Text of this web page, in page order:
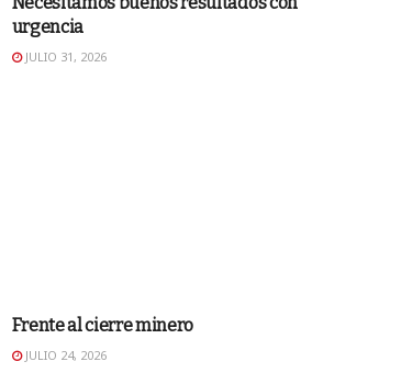
urgencia
JULIO 31, 2026
Frente al cierre minero
JULIO 24, 2026